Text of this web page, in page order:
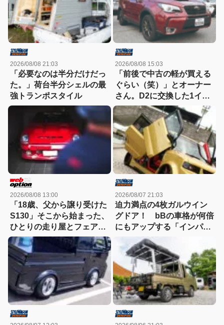
2026/08/08 21:03
「必要なのは半分だけだっ
た。」荷台半分シェルの最
強トランポスタイル
2026/08/08 15:03
「前後で中古の軽が買える
ぐらい（笑）」とオーナー
さん。D2に交換した1イン
チアップのSJ最終型のター
ボ車！
2026/08/08 13:00
「18歳、父から譲り受けた
S130」そこから始まった、
ひとりの走り屋とフェアレ
ディZの物語
2026/08/07 21:03
迫力満点の4枚ガルウイン
グドア！ bBの車格が何倍
にもアップする「インパク
トVIP!!」規格外！